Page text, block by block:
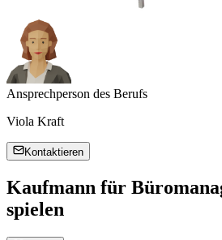
Ansprechperson des Berufs
Viola Kraft
Kontaktieren
Kaufmann für
spielen